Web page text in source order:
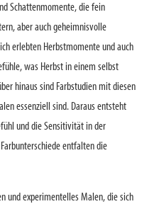
Schattenmomente, die fein
aber auch geheimnisvolle
erlebten Herbstmomente und auch
was Herbst in einem selbst
hinaus sind Farbstudien mit diesen
essenziell sind. Daraus entsteht
und die Sensitivität in der
entfalten die
und experimentelles Malen, die sich